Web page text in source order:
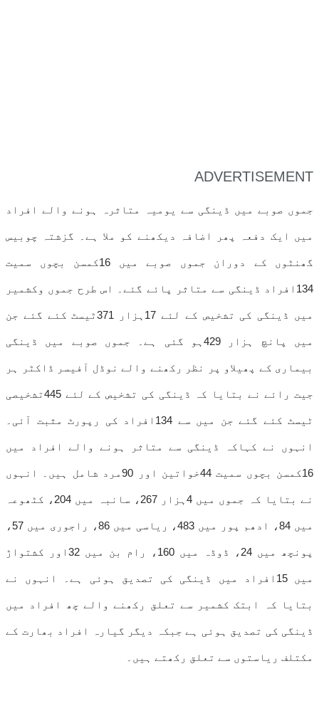
ADVERTISEMENT
جموں صوبے میں ڈینگی سے یومیہ متاثرہ ہونے والے افراد
میں ایک دفعہ پھر اضافہ دیکھنے کو ملا ہے۔ گزشتہ چوبیس
گھنٹوں کے دوران جموں صوبے میں 16کمسن بچوں سمیت
134افراد ڈینگی سے متاثر پائے گئے۔ اس طرح جموں وکشمیر
میں ڈینگی کی تشخیص کے لئے 17ہزار 371ٹیسٹ کئے گئے جن
میں پانچ ہزار 429ہو گئی ہے۔ جموں صوبے میں ڈینگی
بیماری کے پھیلاو پر نظر رکھنے والے نوڈل آفیسر ڈاکٹر ہر
جیت رائے نے بتایا کہ ڈینگی کی تشخیص کے لئے 445تشخیصی
ٹیسٹ کئے گئے جن میں سے 134افراد کی رپورٹ مثبت آئی۔
انہوں نے کہاکہ ڈینگی سے متاثر ہونے والے افراد میں
16کمسن بچوں سمیت 44خواتین اور 90مرد شامل ہیں۔ انہوں
نے بتایا کہ جموں میں 4ہزار 267، سانبہ میں 204، کٹھوعہ
میں 84، ادھم پور میں 483، ریاسی میں 86، راجوری میں 57،
پونچھ میں 24، ڈوڈہ میں 160، رام بن میں 32اور کشتواڑ
میں 15افراد میں ڈینگی کی تصدیق ہوئی ہے۔ انہوں نے
بتایا کہ ابتک کشمیر سے تعلق رکھنے والے چھ افراد میں
ڈینگی کی تصدیق ہوئی ہے جبکہ دیگر گیارہ افراد بھارت کے
مکتلف ریاستوں سے تعلق رکھتے ہیں۔